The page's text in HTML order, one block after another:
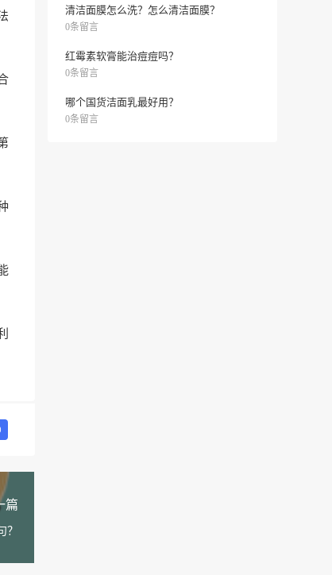
篇
？
清洁面膜怎么洗？怎么清洁面膜？
0条留言
红霉素软膏能治痘痘吗？
0条留言
哪个国货洁面乳最好用？
0条留言